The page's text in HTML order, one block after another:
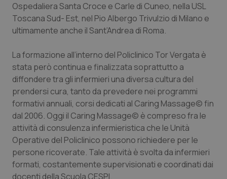
Tiroide
Tumore ovarico
Tumori del Polmone & Testa Collo
Tumori gastrointestinali
Ulcera & Reflusso
Vaccini
Ospedaliera Santa Croce e Carle di Cuneo, nella USL
Toscana Sud- Est, nel Pio Albergo Trivulzio di Milano e
ultimamente anche il Sant’Andrea di Roma.
La formazione all’interno del Policlinico Tor Vergata è
stata però continua e finalizzata soprattutto a
diffondere tra gli infermieri una diversa cultura del
prendersi cura, tanto da prevedere nei programmi
formativi annuali, corsi dedicati al Caring Massage© fin
dal 2006. Oggi il Caring Massage© è compreso fra le
attività di consulenza infermieristica che le Unità
Operative del Policlinico possono richiedere per le
persone ricoverate. Tale attività è svolta da infermieri
formati, costantemente supervisionati e coordinati dai
docenti della Scuola CESPI.